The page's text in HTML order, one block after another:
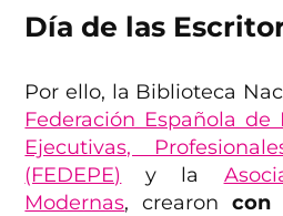
Día de las
Por ello, la Biblioteca
Federación Española de
Ejecutivas,
(FEDEPE)
y la
Modernas, crearoncon